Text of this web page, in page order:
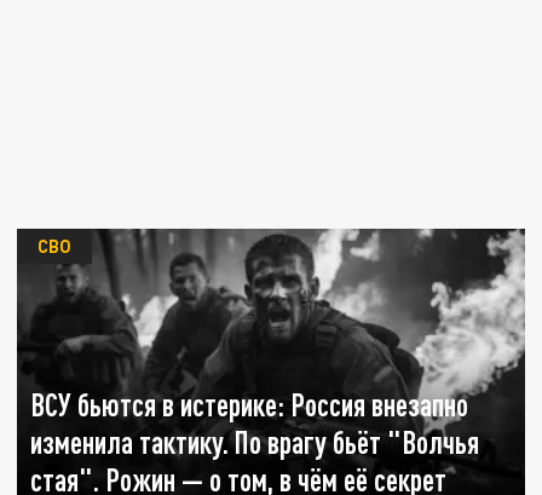
ВСУ бьются в истерике: Россия внезапно
изменила тактику. По врагу бьёт "Волчья
стая". Рожин — о том, в чём её секрет
СВО